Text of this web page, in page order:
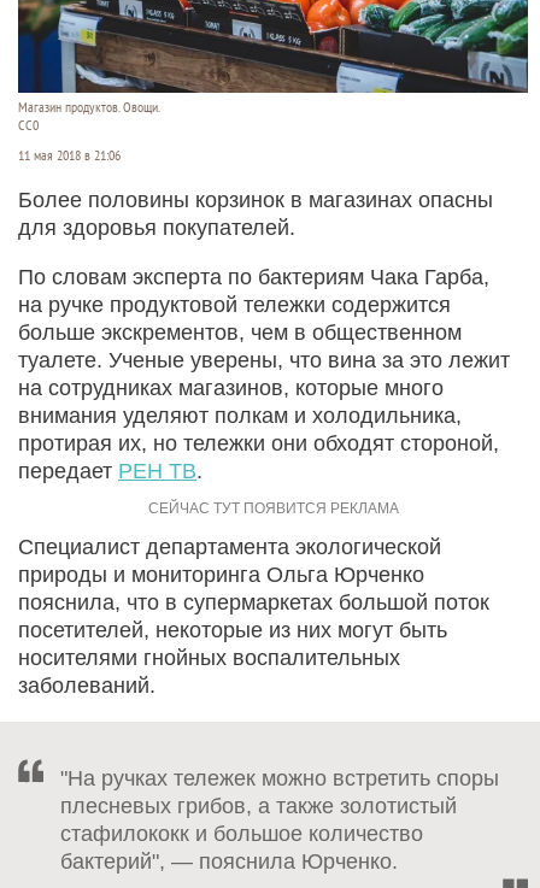
Магазин продуктов. Овощи.
СС0
11 мая 2018 в 21:06
Более половины корзинок в магазинах опасны
для здоровья покупателей.
По словам эксперта по бактериям Чака Гарба,
на ручке продуктовой тележки содержится
больше экскрементов, чем в общественном
туалете. Ученые уверены, что вина за это лежит
на сотрудниках магазинов, которые много
внимания уделяют полкам и холодильника,
протирая их, но тележки они обходят стороной,
передает РЕН ТВ.
Специалист департамента экологической
природы и мониторинга Ольга Юрченко
пояснила, что в супермаркетах большой поток
посетителей, некоторые из них могут быть
носителями гнойных воспалительных
заболеваний.
"На ручках тележек можно встретить споры
плесневых грибов, а также золотистый
стафилококк и большое количество
бактерий", — пояснила Юрченко.